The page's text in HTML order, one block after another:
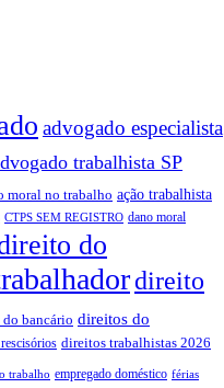
advogado especialista
trabalhista SP
moral no trabalho ação trabalhista
CTPS SEM REGISTRO dano moral
do
direito
bancário direitos do
direitos trabalhistas 2026
trabalho empregado doméstico férias